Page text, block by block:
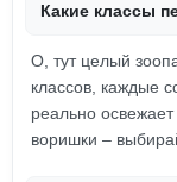
Какие классы
О, тут целый
классов, каждые
реально
воришки –